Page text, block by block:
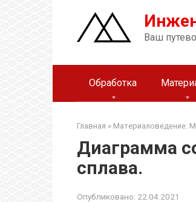
Перейти
к
контенту
Ваш
Обработка
Главная » Материаловедение.
Диаграмма
сплава.
Опубликовано: 22.04.2021